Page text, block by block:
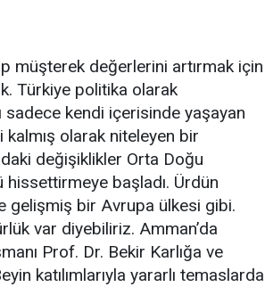
müşterek değerlerini artırmak için
Türkiye politika olarak
sadece kendi içerisinde yaşayan
olarak niteleyen bir
değişiklikler Orta Doğu
başladı. Ürdün
gelişmiş bir Avrupa ülkesi gibi.
var diyebiliriz. Amman’da
Prof. Dr. Bekir Karlığa ve
katılımlarıyla yararlı temaslarda